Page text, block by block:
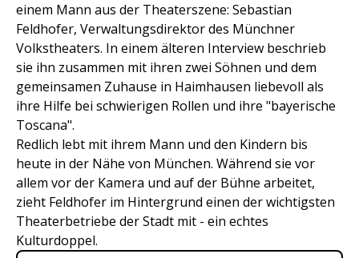
einem Mann aus der Theaterszene: Sebastian
Feldhofer, Verwaltungsdirektor des Münchner
Volkstheaters. In einem älteren Interview beschrieb
sie ihn zusammen mit ihren zwei Söhnen und dem
gemeinsamen Zuhause in Haimhausen liebevoll als
ihre Hilfe bei schwierigen Rollen und ihre "bayerische
Toscana".
Redlich lebt mit ihrem Mann und den Kindern bis
heute in der Nähe von München. Während sie vor
allem vor der Kamera und auf der Bühne arbeitet,
zieht Feldhofer im Hintergrund einen der wichtigsten
Theaterbetriebe der Stadt mit - ein echtes
Kulturdoppel.